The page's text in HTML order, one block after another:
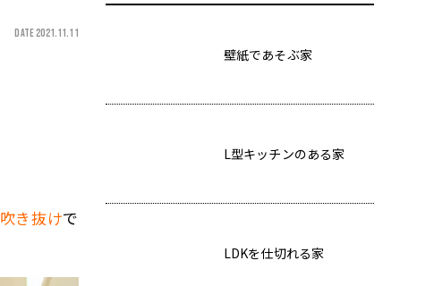
DATE 2021.11.11
吹き抜けで
壁紙であそぶ家
L型キッチンのある家
LDKを仕切れる家